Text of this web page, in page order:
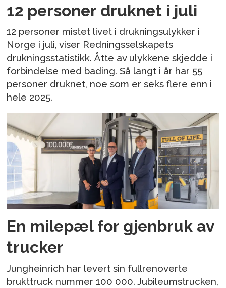
12 personer druknet i juli
12 personer mistet livet i drukningsulykker i
Norge i juli, viser Redningsselskapets
drukningsstatistikk. Åtte av ulykkene skjedde i
forbindelse med bading. Så langt i år har 55
personer druknet, noe som er seks flere enn i
hele 2025.
En milepæl for gjenbruk av
trucker
Jungheinrich har levert sin fullrenoverte
brukttruck nummer 100 000. Jubileumstrucken,